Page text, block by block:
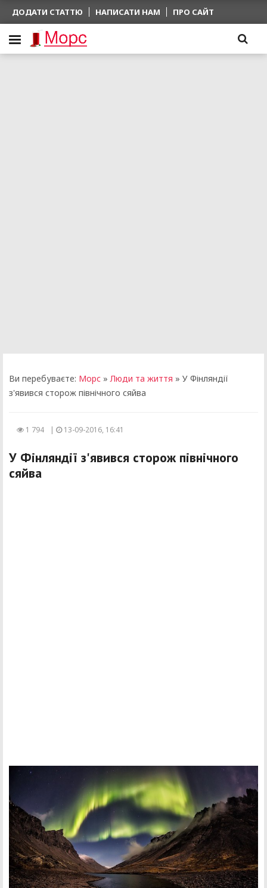
ДОДАТИ СТАТТЮ НАПИСАТИ НАМ ПРО САЙТ
Ви перебуваєте: Морс »Люди та життя » У Фінляндії
з'явився сторож північного сяйва
1 794 | 13-09-2016, 16:41
У Фінляндії з'явився сторож північного
сяйва